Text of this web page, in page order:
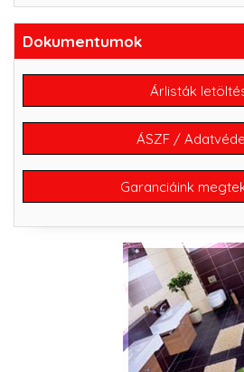
Dokumentumok
Árlisták
ÁSZF /
Garanciáink